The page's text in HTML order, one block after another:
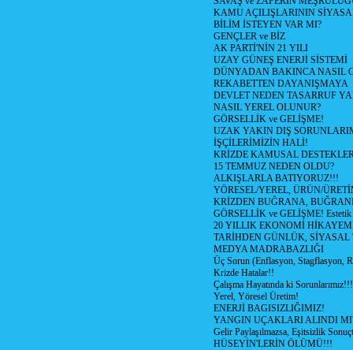
KAMU AÇILIŞLARININ
BİLİM İSTEYEN VAR MI?
GENÇLER ve BİZ
AK PARTİ'NİN 21 YILI
UZAY GÜNEŞ ENERJİ SİSTEMİ
DÜNYADAN BAKINCA NASIL
REKABETTEN DAYANIŞMAYA
DEVLET NEDEN TASARRUF
NASIL YEREL OLUNUR?
GÖRSELLİK ve GELİŞME!
UZAK YAKIN DIŞ
İŞÇİLERİMİZİN HALİ!
KRİZDE KAMUSAL
15 TEMMUZ NEDEN OLDU?
ALKIŞLARLA BATIYORUZ!!!
YÖRESEL/YEREL, ÜRÜN/
KRİZDEN BUĞRANA,
GÖRSELLİK ve GELİŞME! Estetik
20 YILLIK EKONOMİ
TARİHDEN GÜNLÜK,
MEDYA MADRABAZLIĞI
Üç Sorun (Enflasyon, Stagflasyon,
Krizde Hatalar!!
Çalışma Hayatında ki Sorunlarımız!!!
Yerel, Yöresel Üretim!
ENERJİ BAGISIZLIĞIMIZ!
YANGIN UÇAKLARI ALINDI
Gelir Paylaşılmazsa, Eşitsizlik
HÜSEYİN'LERİN ÖLÜMÜ!!!